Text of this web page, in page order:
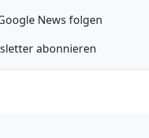
News folgen
abonnieren